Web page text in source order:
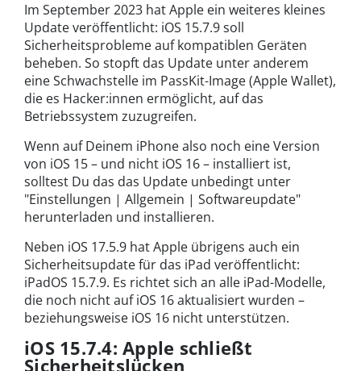
Im September 2023 hat Apple ein weiteres kleines
Update veröffentlicht: iOS 15.7.9 soll
Sicherheitsprobleme auf kompatiblen Geräten
beheben. So stopft das Update unter anderem
eine Schwachstelle im PassKit-Image (Apple Wallet),
die es Hacker:innen ermöglicht, auf das
Betriebssystem zuzugreifen.
Wenn auf Deinem iPhone also noch eine Version
von iOS 15 – und nicht iOS 16 – installiert ist,
solltest Du das das Update unbedingt unter
"Einstellungen | Allgemein | Softwareupdate"
herunterladen und installieren.
Neben iOS 17.5.9 hat Apple übrigens auch ein
Sicherheitsupdate für das iPad veröffentlicht:
iPadOS 15.7.9. Es richtet sich an alle iPad-Modelle,
die noch nicht auf iOS 16 aktualisiert wurden –
beziehungsweise iOS 16 nicht unterstützen.
iOS 15.7.4: Apple schließt
Sicherheitslücken